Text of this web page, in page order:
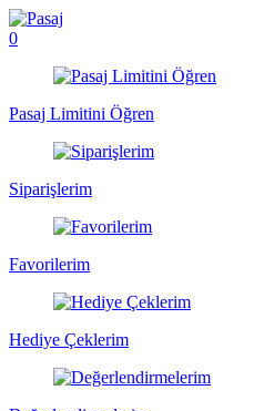
0
Pasaj Limitini Öğren
Siparişlerim
Favorilerim
Hediye Çeklerim